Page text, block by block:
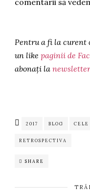
comentarii să
Pentru a fi la curent
un like paginii de
abonați la newsletter
2017 BLOG
RETROSPECTIVA
SHARE